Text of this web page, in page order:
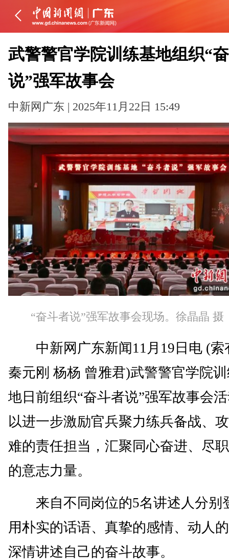
武警警官学院训练基地组织“
说”强军故事会
中新网广东 | 2025年11月22日 15:49
“奋斗者说”强军故事会现场。徐晶晶 摄
中新网广东新闻11月19日电 (索
秦元刚 杨杨 曾雅君)武警警官学院
地日前组织“奋斗者说”强军故事会
以进一步激励官兵聚力练兵备战、
难的责任担当，汇聚同心奋进、尽
的意志力量。
来自不同岗位的5名讲述人分别
用朴实的话语、真挚的感情、动人
深情讲述自己的奋斗故事。